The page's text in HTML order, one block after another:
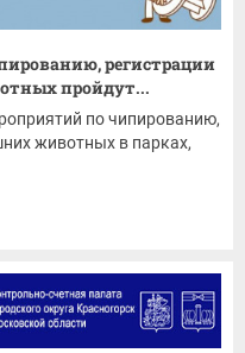
регистрации
пройдут...
по чипированию,
животных в парках,